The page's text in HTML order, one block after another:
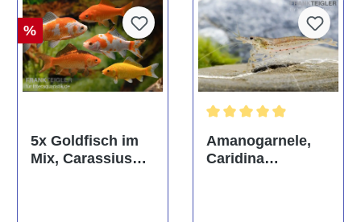
%
5x Goldfisch im
Mix, Carassius
Amanogarnele,
Caridina